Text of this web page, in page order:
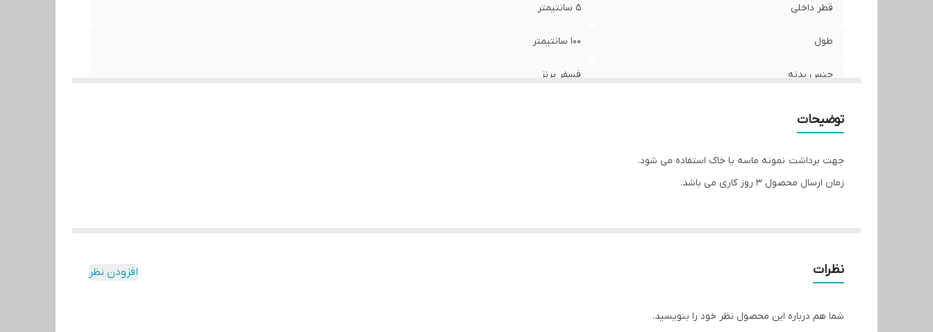
قطر داخلی 5 سانتیمتر
طول 100 سانتیمتر
جنس بدنه فسفر برنز
توضیحات
جهت برداشت نمونه ماسه یا خاک استفاده می شود.
زمان ارسال محصول 3 روز کاری می باشد.
نظرات افزودن نظر
شما هم درباره این محصول نظر خود را بنویسید.